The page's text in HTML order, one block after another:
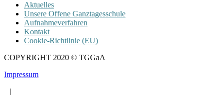
Aktuelles
Unsere Offene Ganztagesschule
Aufnahmeverfahren
Kontakt
Cookie-Richtlinie (EU)
COPYRIGHT 2020 © TGGaA
Impressum
|